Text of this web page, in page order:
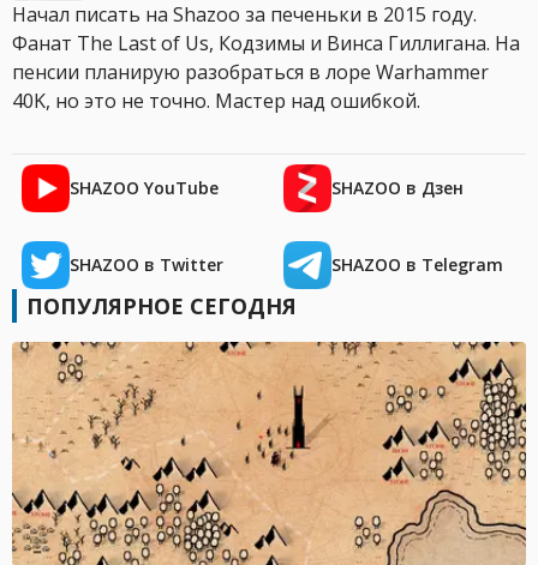
Начал писать на Shazoo за печеньки в 2015 году.
Фанат The Last of Us, Кодзимы и Винса Гиллигана. На
пенсии планирую разобраться в лоре Warhammer
40K, но это не точно. Мастер над ошибкой.
SHAZOO YouTube SHAZOO в Дзен
SHAZOO в Twitter SHAZOO в Telegram
ПОПУЛЯРНОЕ СЕГОДНЯ